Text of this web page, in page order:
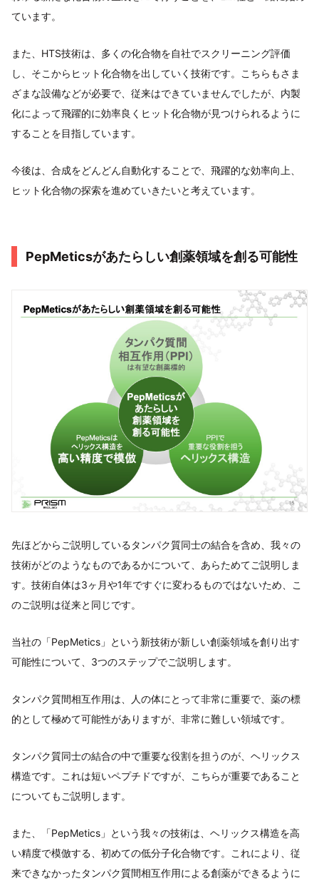
ています。
また、HTS技術は、多くの化合物を自社でスクリーニング評価
し、そこからヒット化合物を出していく技術です。こちらもさま
ざまな設備などが必要で、従来はできていませんでしたが、内製
化によって飛躍的に効率良くヒット化合物が見つけられるように
することを目指しています。
今後は、合成をどんどん自動化することで、飛躍的な効率向上、
ヒット化合物の探索を進めていきたいと考えています。
PepMeticsがあたらしい創薬領域を創る可能性
先ほどからご説明しているタンパク質同士の結合を含め、我々の
技術がどのようなものであるかについて、あらためてご説明しま
す。技術自体は3ヶ月や1年ですぐに変わるものではないため、こ
のご説明は従来と同じです。
当社の「PepMetics」という新技術が新しい創薬領域を創り出す
可能性について、3つのステップでご説明します。
タンパク質間相互作用は、人の体にとって非常に重要で、薬の標
的として極めて可能性がありますが、非常に難しい領域です。
タンパク質同士の結合の中で重要な役割を担うのが、ヘリックス
構造です。これは短いペプチドですが、こちらが重要であること
についてもご説明します。
また、「PepMetics」という我々の技術は、ヘリックス構造を高
い精度で模倣する、初めての低分子化合物です。これにより、従
来できなかったタンパク質間相互作用による創薬ができるように